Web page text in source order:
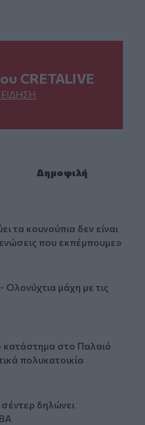
CRETALIVE
Δημοφιλή
τα κουνούπια δεν είναι
που εκπέμπουμε»
Ολονύχτια μάχη με τις
κατάστημα στο Παλαιό
πολυκατοικία
δηλώνει